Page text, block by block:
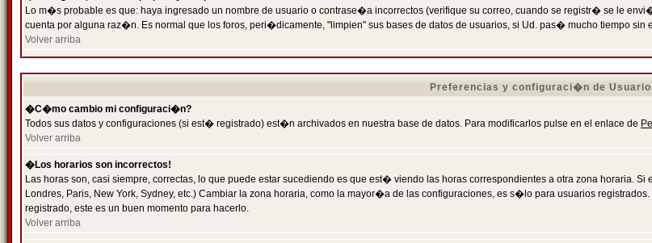
Lo m�s probable es que: haya ingresado un nombre de usuario o contrase�a incorrectos (verifique su correo, cuando se registr� se le
cuenta por alguna raz�n. Es normal que los foros, peri�dicamente, "limpien" sus bases de datos de usuarios, si Ud. pas� mucho tiempo
Volver arriba
Preferencias y configuraci�n de
�C�mo cambio mi configuraci�n?
Todos sus datos y configuraciones (si est� registrado) est�n archivados en nuestra base de datos. Para modificarlos pulse en el enlace de
Volver arriba
�Los horarios son incorrectos!
Las horas son, casi siempre, correctas, lo que puede estar sucediendo es que est� viendo las horas correspondientes a otra zona horaria.
Londres, Paris, New York, Sydney, etc.) Cambiar la zona horaria, como la mayor�a de las configuraciones, es s�lo para usuarios
registrado, este es un buen momento para hacerlo.
Volver arriba